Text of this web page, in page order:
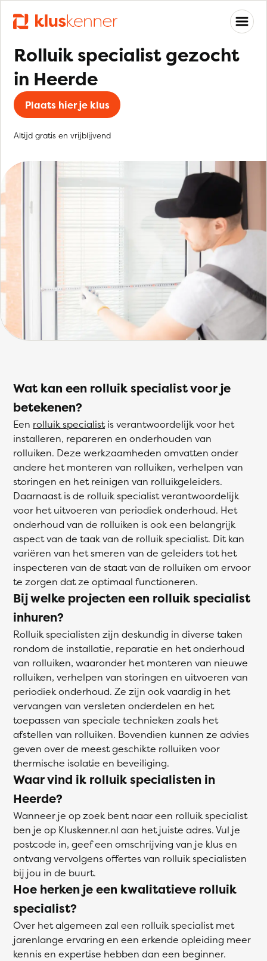
Rolluik specialist gezocht
in Heerde
Plaats hier je klus
Altijd gratis en vrijblijvend
Wat kan een rolluik specialist voor je
betekenen?
Een rolluik specialistis verantwoordelijk voor het
installeren, repareren en onderhouden van
rolluiken. Deze werkzaamheden omvatten onder
andere het monteren van rolluiken, verhelpen van
storingen en het reinigen van rolluikgeleiders.
Daarnaast is de rolluik specialist verantwoordelijk
voor het uitvoeren van periodiek onderhoud. Het
onderhoud van de rolluiken is ook een belangrijk
aspect van de taak van de rolluik specialist. Dit kan
variëren van het smeren van de geleiders tot het
inspecteren van de staat van de rolluiken om ervoor
te zorgen dat ze optimaal functioneren.
Bij welke projecten een rolluik specialist
inhuren?
Rolluik specialisten zijn deskundig in diverse taken
rondom de installatie, reparatie en het onderhoud
van rolluiken, waaronder het monteren van nieuwe
rolluiken, verhelpen van storingen en uitvoeren van
periodiek onderhoud. Ze zijn ook vaardig in het
vervangen van versleten onderdelen en het
toepassen van speciale technieken zoals het
afstellen van rolluiken. Bovendien kunnen ze advies
geven over de meest geschikte rolluiken voor
thermische isolatie en beveiliging.
Waar vind ik rolluik specialisten in
Heerde?
Wanneer je op zoek bent naar een rolluik specialist
ben je op Kluskenner.nl aan het juiste adres. Vul je
postcode in, geef een omschrijving van je klus en
ontvang vervolgens offertes van rolluik specialisten
bij jou in de buurt.
Hoe herken je een kwalitatieve rolluik
specialist?
Over het algemeen zal een rolluik specialist met
jarenlange ervaring en een erkende opleiding meer
kennis en expertise hebben dan een beginner.